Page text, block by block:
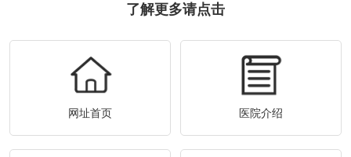
了解更多请点击
网址首页 医院介绍